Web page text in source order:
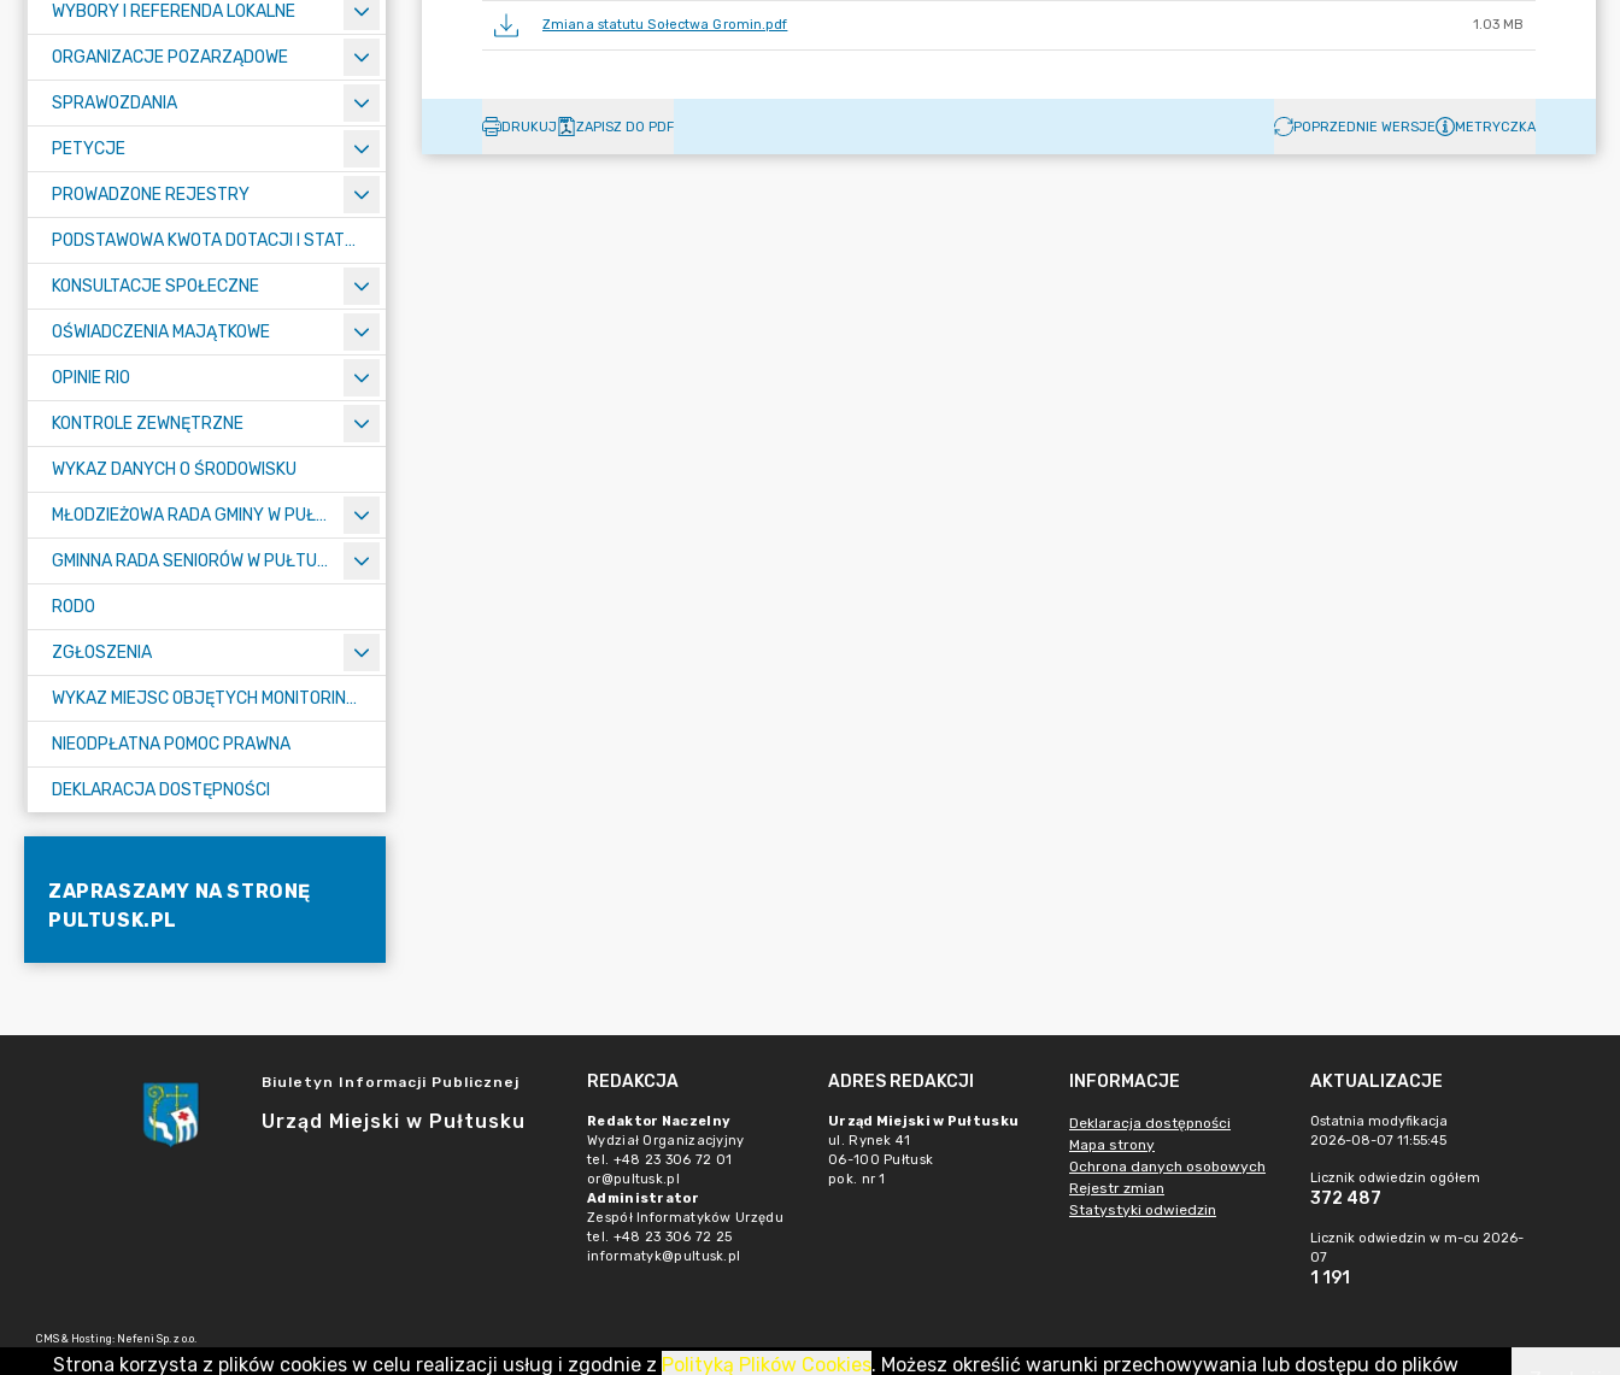
WYBORY I REFERENDA LOKALNE
ORGANIZACJE POZARZĄDOWE
SPRAWOZDANIA
PETYCJE
PROWADZONE REJESTRY
PODSTAWOWA KWOTA DOTACJI I STATYSTYCZNA LICZBA UCZNIÓW
KONSULTACJE SPOŁECZNE
OŚWIADCZENIA MAJĄTKOWE
OPINIE RIO
KONTROLE ZEWNĘTRZNE
WYKAZ DANYCH O ŚRODOWISKU
MŁODZIEŻOWA RADA GMINY W PUŁTUSKU
GMINNA RADA SENIORÓW W PUŁTUSKU
RODO
ZGŁOSZENIA
WYKAZ MIEJSC OBJĘTYCH MONITORINGIEM
NIEODPŁATNA POMOC PRAWNA
DEKLARACJA DOSTĘPNOŚCI
ZAPRASZAMY NA STRONĘ
PULTUSK.PL
Zmiana statutu Sołectwa Gromin.pdf 1.03 MB
DRUKUJ ZAPISZ DO PDF POPRZEDNIE WERSJE METRYCZKA
Biuletyn Informacji Publicznej
Urząd Miejski w Pułtusku
REDAKCJA
Redaktor Naczelny
Wydział Organizacjyjny
tel. +48 23 306 72 01
or@pultusk.pl
Administrator
Zespół Informatyków Urzędu
tel. +48 23 306 72 25
informatyk@pultusk.pl
ADRES REDAKCJI
Urząd Miejski w Pułtusku
ul. Rynek 41
06-100 Pułtusk
pok. nr 1
INFORMACJE
Deklaracja dostępności
Mapa strony
Ochrona danych osobowych
Rejestr zmian
Statystyki odwiedzin
AKTUALIZACJE
Ostatnia modyfikacja
2026-08-07 11:55:45
Licznik odwiedzin ogółem
372 487
Licznik odwiedzin w m-cu 2026-
07
1 191
CMS & Hosting: Nefeni Sp. z o.o.
Strona korzysta z plików cookies w celu realizacji usług i zgodnie z Polityką Plików Cookies. Możesz określić warunki przechowywania lub dostępu do plików